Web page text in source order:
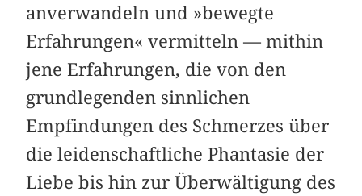
anverwandeln und »bewegte
Erfahrungen« vermitteln — mithin
jene Erfahrungen, die von den
grundlegenden sinnlichen
Empfindungen des Schmerzes über
die leidenschaftliche Phantasie der
Liebe bis hin zur Überwältigung des